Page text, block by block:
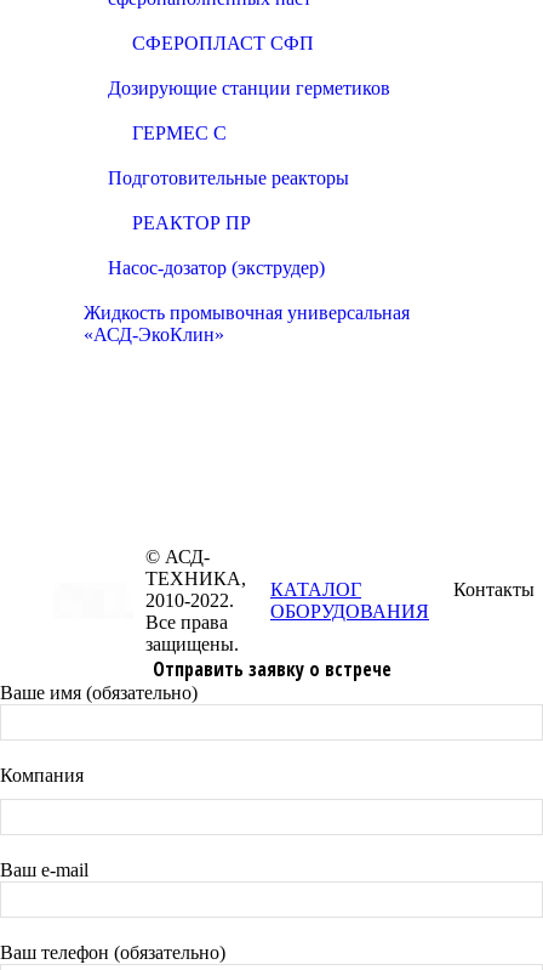
СФЕРОПЛАСТ СФП
Дозирующие станции герметиков
ГЕРМЕС С
Подготовительные реакторы
РЕАКТОР ПР
Насос-дозатор (экструдер)
Жидкость промывочная универсальная
«АСД-ЭкоКлин»
© АСД-
ТЕХНИКА,
2010-2022.
Все права
защищены.
КАТАЛОГ
ОБОРУДОВАНИЯ
Контакты
Отправить заявку о встрече
Ваше имя (обязательно)
Компания
Ваш e-mail
Ваш телефон (обязательно)